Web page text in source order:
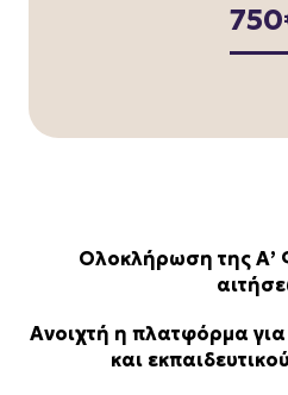
Ολοκλήρωση της Α’
Aνοιχτή η πλατφόρμα
και